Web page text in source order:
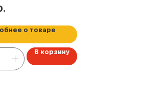
о товаре
В корзину